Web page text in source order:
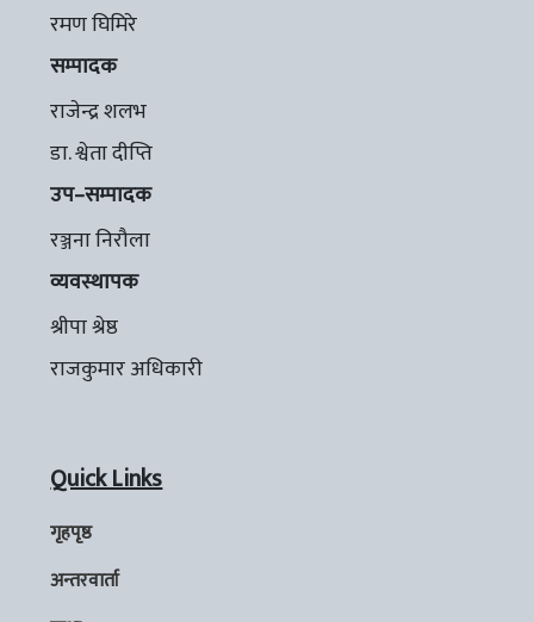
रमण घिमिरे
सम्पादक
राजेन्द्र शलभ
डा. श्वेता दीप्ति
उप–सम्पादक
रञ्जना निरौला
व्यवस्थापक
श्रीपा श्रेष्ठ
राजकुमार अधिकारी
Quick Links
गृहपृष्ठ
अन्तरवार्ता